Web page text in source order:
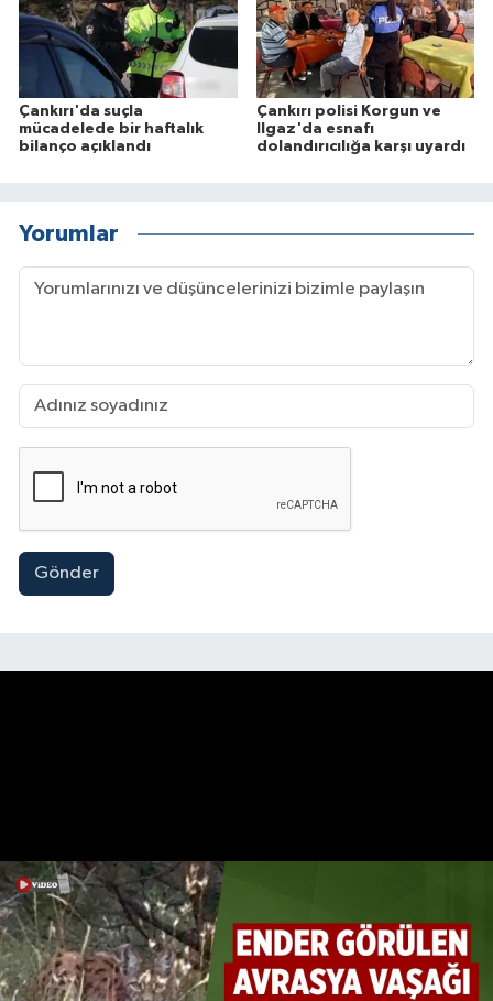
Çankırı'da suçla
mücadelede bir haftalık
bilanço açıklandı
Çankırı polisi Korgun ve
Ilgaz'da esnafı
dolandırıcılığa karşı uyardı
Yorumlar
Gönder